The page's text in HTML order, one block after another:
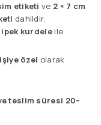
etiketi ve 2 × 7 cm
dahildir.
ipek kurdeleile
özel olarak
teslim süresi 20–